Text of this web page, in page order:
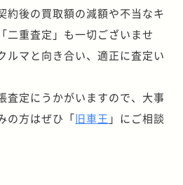
約後の買取額の減額や不当なキ
二重査定」も一切ございませ
ルマと向き合い、適正に査定い
査定にうかがいますので、大事
の方はぜひ「旧車王 」にご相談